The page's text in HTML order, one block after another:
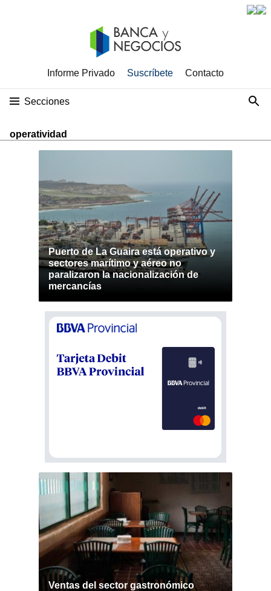
Informe Privado Suscríbete Contacto
Secciones
operatividad
Puerto de La Guaira está operativo y
sectores marítimo y aéreo no
paralizaron la nacionalización de
mercancías
Ventas del sector gastronómico